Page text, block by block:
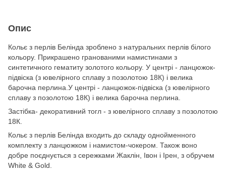
Опис
Кольє з перлів Белінда зроблено з натуральних перлів білого
кольору. Прикрашено гранованими намистинами з
синтетичного гематиту золотого кольору. У центрі - ланцюжок-
підвіска (з ювелірного сплаву з позолотою 18К) і велика
барочна перлина. У центрі - ланцюжок-підвіска (з ювелірного
сплаву з позолотою 18К) і велика барочна перлина.
Застібка- декоративний тогл - з ювелірного сплаву з позолотою
18К.
Кольє з перлів Белінда входить до складу однойменного
комплекту з ланцюжком і намистом-чокером. Також воно
добре поєднується з сережками Жаклін, Івон і Ірен, з обручем
White & Gold.